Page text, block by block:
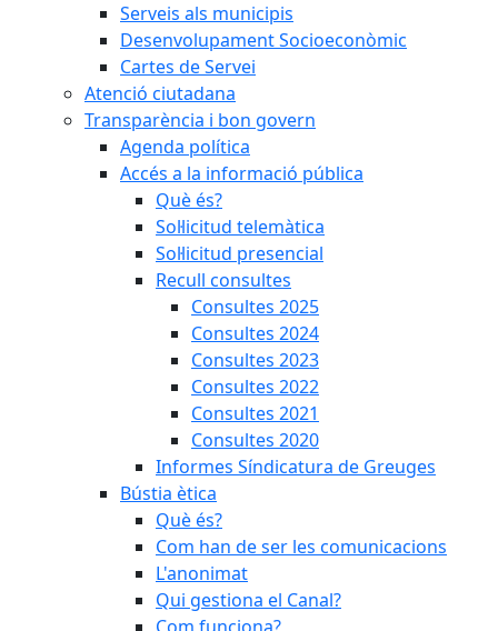
Serveis als municipis
Desenvolupament Socioeconòmic
Cartes de Servei
Atenció ciutadana
Transparència i bon govern
Agenda política
Accés a la informació pública
Què és?
Sol·licitud telemàtica
Sol·licitud presencial
Recull consultes
Consultes 2025
Consultes 2024
Consultes 2023
Consultes 2022
Consultes 2021
Consultes 2020
Informes Síndicatura de Greuges
Bústia ètica
Què és?
Com han de ser les comunicacions
L'anonimat
Qui gestiona el Canal?